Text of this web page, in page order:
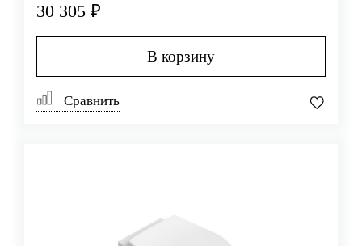
30 305 ₽
В корзину
Сравнить